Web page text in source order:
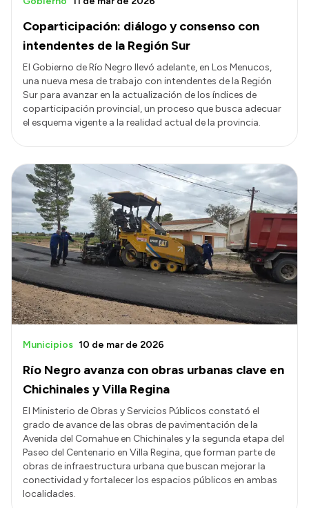
Coparticipación: diálogo y consenso con
intendentes de la Región Sur
El Gobierno de Río Negro llevó adelante, en Los Menucos,
una nueva mesa de trabajo con intendentes de la Región
Sur para avanzar en la actualización de los índices de
coparticipación provincial, un proceso que busca adecuar
el esquema vigente a la realidad actual de la provincia.
Río Negro avanza con obras urbanas clave en
Chichinales y Villa Regina
Municipios 10 de mar de 2026
El Ministerio de Obras y Servicios Públicos constató el
grado de avance de las obras de pavimentación de la
Avenida del Comahue en Chichinales y la segunda etapa del
Paseo del Centenario en Villa Regina, que forman parte de
obras de infraestructura urbana que buscan mejorar la
conectividad y fortalecer los espacios públicos en ambas
localidades.